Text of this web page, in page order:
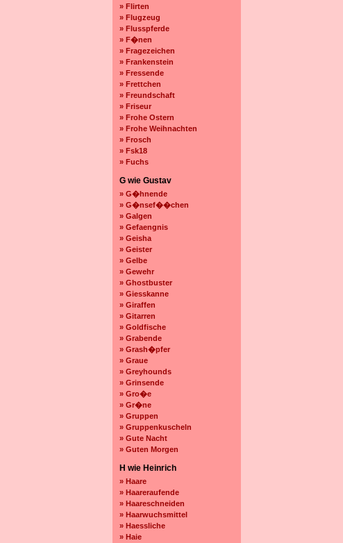
» Flirten
» Flugzeug
» Flusspferde
» F�nen
» Fragezeichen
» Frankenstein
» Fressende
» Frettchen
» Freundschaft
» Friseur
» Frohe Ostern
» Frohe Weihnachten
» Frosch
» Fsk18
» Fuchs
G wie Gustav
» G�hnende
» G�nsef��chen
» Galgen
» Gefaengnis
» Geisha
» Geister
» Gelbe
» Gewehr
» Ghostbuster
» Giesskanne
» Giraffen
» Gitarren
» Goldfische
» Grabende
» Grash�pfer
» Graue
» Greyhounds
» Grinsende
» Gro�e
» Gr�ne
» Gruppen
» Gruppenkuscheln
» Gute Nacht
» Guten Morgen
H wie Heinrich
» Haare
» Haareraufende
» Haareschneiden
» Haarwuchsmittel
» Haessliche
» Haie